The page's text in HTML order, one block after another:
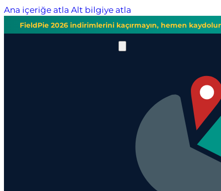
Ana içeriğe atla Alt bilgiye atla
FieldPie 2026 indirimlerini kaçırmayın, hemen